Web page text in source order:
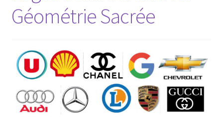
Géométrie Sacrée